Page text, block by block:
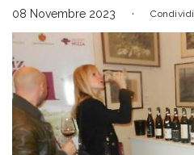
08 Novembre 2023 Condividi